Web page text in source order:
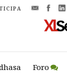
Foro